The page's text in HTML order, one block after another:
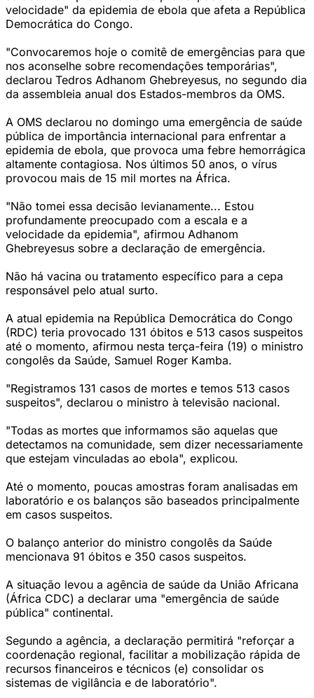
velocidade" da epidemia de ebola que afeta a República
Democrática do Congo.
"Convocaremos hoje o comitê de emergências para que
nos aconselhe sobre recomendações temporárias",
declarou Tedros Adhanom Ghebreyesus, no segundo dia
da assembleia anual dos Estados-membros da OMS.
A OMS declarou no domingo uma emergência de saúde
pública de importância internacional para enfrentar a
epidemia de ebola, que provoca uma febre hemorrágica
altamente contagiosa. Nos últimos 50 anos, o vírus
provocou mais de 15 mil mortes na África.
"Não tomei essa decisão levianamente... Estou
profundamente preocupado com a escala e a
velocidade da epidemia", afirmou Adhanom
Ghebreyesus sobre a declaração de emergência.
Não há vacina ou tratamento específico para a cepa
responsável pelo atual surto.
A atual epidemia na República Democrática do Congo
(RDC) teria provocado 131 óbitos e 513 casos suspeitos
até o momento, afirmou nesta terça-feira (19) o ministro
congolês da Saúde, Samuel Roger Kamba.
"Registramos 131 casos de mortes e temos 513 casos
suspeitos", declarou o ministro à televisão nacional.
"Todas as mortes que informamos são aquelas que
detectamos na comunidade, sem dizer necessariamente
que estejam vinculadas ao ebola", explicou.
Até o momento, poucas amostras foram analisadas em
laboratório e os balanços são baseados principalmente
em casos suspeitos.
O balanço anterior do ministro congolês da Saúde
mencionava 91 óbitos e 350 casos suspeitos.
A situação levou a agência de saúde da União Africana
(África CDC) a declarar uma "emergência de saúde
pública" continental.
Segundo a agência, a declaração permitirá "reforçar a
coordenação regional, facilitar a mobilização rápida de
recursos financeiros e técnicos (e) consolidar os
sistemas de vigilância e de laboratório".